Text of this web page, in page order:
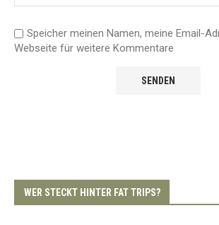
Speicher meinen Namen, meine Email-
Webseite für weitere Kommentare
WER STECKT HINTER FAT TRIPS?